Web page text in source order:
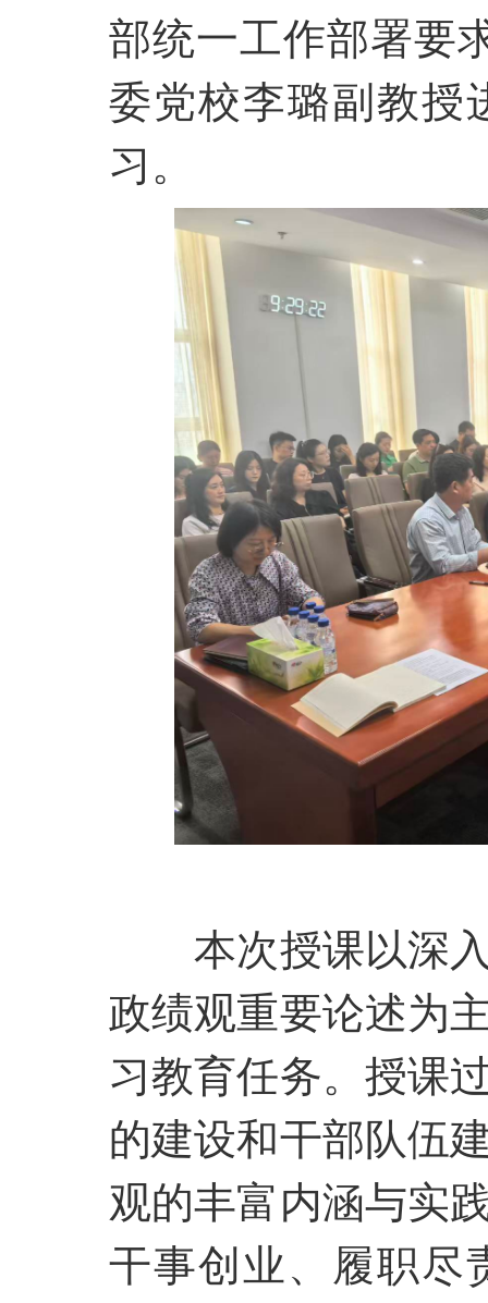
部统一工作部署要
委党校李璐副教授
习。
本次授课以深
政绩观重要论述为
习教育任务。授课
的建设和干部队伍
观的丰富内涵与实
干事创业、履职尽